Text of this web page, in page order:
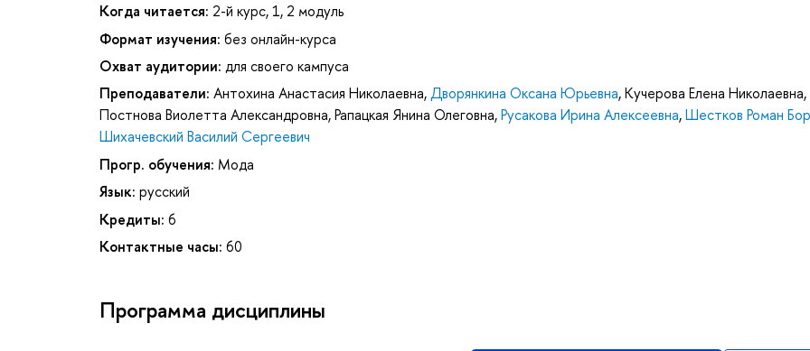
Когда читается: 2-й курс, 1, 2 модуль
Формат изучения: без онлайн-курса
Охват аудитории: для своего кампуса
Преподаватели: Антохина Анастасия Николаевна,Дворянкина Оксана Юрьевна,Кучерова Елена Николаевна,
Постнова Виолетта Александровна,Рапацкая Янина Олеговна,Русакова Ирина Алексеевна,Шестков Роман
Шихачевский Василий Сергеевич
Прогр. обучения: Мода
Язык: русский
Кредиты: 6
Контактные часы: 60
Программа дисциплины